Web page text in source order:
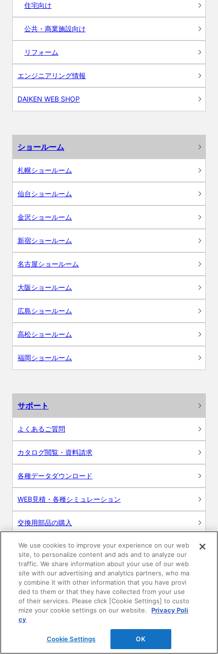
住宅向け
公共・商業施設向け
リフォーム
エンジニアリング情報
DAIKEN WEB SHOP
ショールーム
札幌ショールーム
仙台ショールーム
金沢ショールーム
新宿ショールーム
名古屋ショールーム
大阪ショールーム
広島ショールーム
高松ショールーム
福岡ショールーム
サポート
よくあるご質問
カタログ閲覧・資料請求
各種データダウンロード
WEB見積・各種シミュレーション
交換用部品の購入
修理・点検
お問い合わせ
ログイン
建築・設計関係者様向けサイト
ユーザー登録サービス
We use cookies to improve your experience on our web
site, to personalize content and ads and to analyze our
traffic. We share information about your use of our web
site with our advertising and analytics partners, who ma
y combine it with other information that you have provi
ded to them or that they have collected from your use
of their services. Please click [Cookie Settings] to custo
mize your cookie settings on our website.
Privacy Poli
cy
Cookie Settings OK